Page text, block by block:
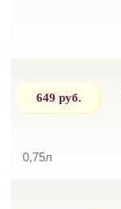
649 руб.
0,75л